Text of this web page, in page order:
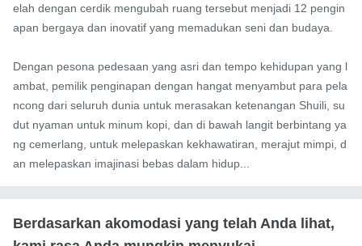
elah dengan cerdik mengubah ruang tersebut menjadi 12 pengin
apan bergaya dan inovatif yang memadukan seni dan budaya.
Dengan pesona pedesaan yang asri dan tempo kehidupan yang l
ambat, pemilik penginapan dengan hangat menyambut para pela
ncong dari seluruh dunia untuk merasakan ketenangan Shuili, su
dut nyaman untuk minum kopi, dan di bawah langit berbintang ya
ng cemerlang, untuk melepaskan kekhawatiran, merajut mimpi, d
an melepaskan imajinasi bebas dalam hidup...
Berdasarkan akomodasi yang telah Anda lihat,